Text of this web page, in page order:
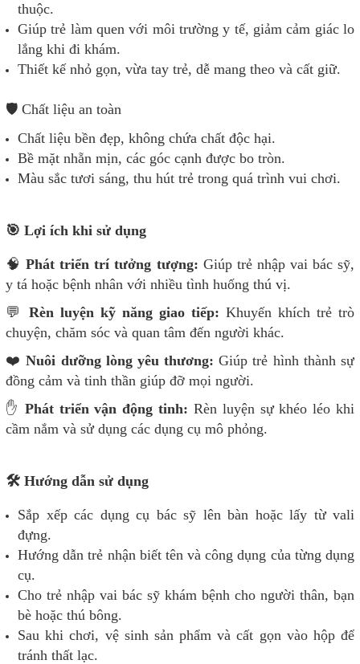
thuộc.
Giúp trẻ làm quen với môi trường y tế, giảm cảm giác lo
lắng khi đi khám.
Thiết kế nhỏ gọn, vừa tay trẻ, dễ mang theo và cất giữ.
🛡️ Chất liệu an toàn
Chất liệu bền đẹp, không chứa chất độc hại.
Bề mặt nhẵn mịn, các góc cạnh được bo tròn.
Màu sắc tươi sáng, thu hút trẻ trong quá trình vui chơi.
🎯 Lợi ích khi sử dụng
🧠Phát triển trí tưởng tượng: Giúp trẻ nhập vai bác sỹ,
y tá hoặc bệnh nhân với nhiều tình huống thú vị.
💬 Rèn luyện kỹ năng giao tiếp: Khuyến khích trẻ trò
chuyện, chăm sóc và quan tâm đến người khác.
❤️Nuôi dưỡng lòng yêu thương: Giúp trẻ hình thành sự
đồng cảm và tinh thần giúp đỡ mọi người.
✋ Phát triển vận động tinh: Rèn luyện sự khéo léo khi
cầm nắm và sử dụng các dụng cụ mô phỏng.
🛠️ Hướng dẫn sử dụng
Sắp xếp các dụng cụ bác sỹ lên bàn hoặc lấy từ vali
đựng.
Hướng dẫn trẻ nhận biết tên và công dụng của từng dụng
cụ.
Cho trẻ nhập vai bác sỹ khám bệnh cho người thân, bạn
bè hoặc thú bông.
Sau khi chơi, vệ sinh sản phẩm và cất gọn vào hộp để
tránh thất lạc.